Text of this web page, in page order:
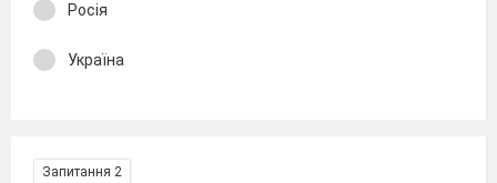
Росія
Україна
Запитання 2